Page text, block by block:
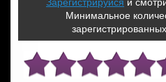
Минимальное